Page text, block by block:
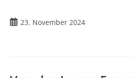
23. November 2024